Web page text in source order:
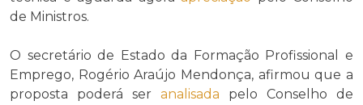
de Ministros.
O secretário de Estado da Formação Profissional e
Emprego, Rogério Araújo Mendonça, afirmou que a
proposta poderá ser analisada pelo Conselho de